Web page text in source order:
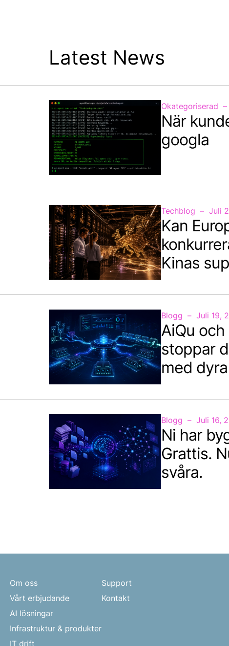
Latest News
Okategoriserad
När
googla
Techblog Juli
Kan
Kinas
Blogg Juli 19,
AiQu och
stoppar
med
Blogg Juli 16,
Ni har
Grattis.
svåra.
Om oss
Vårt erbjudande
AI lösningar
Infrastruktur & produkter
IT drift
Support
Kontakt